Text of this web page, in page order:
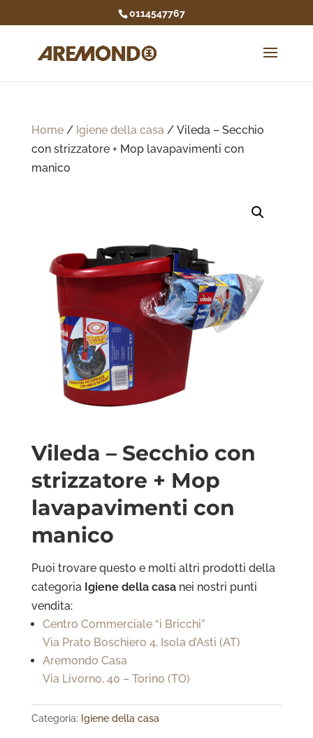
0114547767
Home/ Igiene della casa/ Vileda – Secchio
con strizzatore + Mop lavapavimenti con
manico
Vileda – Secchio con
strizzatore + Mop
lavapavimenti con
manico
Puoi trovare questo e molti altri prodotti della
categoria Igiene della casa nei nostri punti
vendita:
Centro Commerciale “i Bricchi”
Via Prato Boschiero 4, Isola d’Asti (AT)
Aremondo Casa
Via Livorno, 40 – Torino (TO)
Categoria: Igiene della casa